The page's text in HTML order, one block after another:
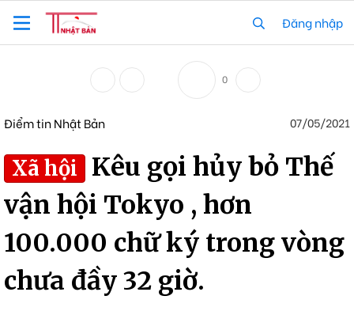
Đăng nhập
0
Điểm tin Nhật Bản 07/05/2021
Xã hội
Kêu gọi hủy bỏ Thế
vận hội Tokyo , hơn
100.000 chữ ký trong vòng
chưa đầy 32 giờ.